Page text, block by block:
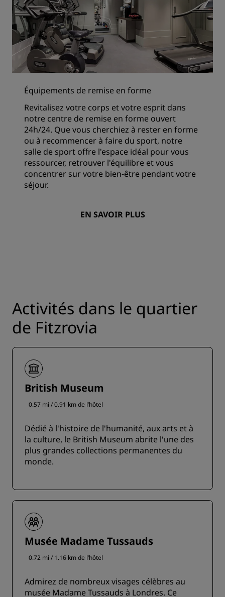
Équipements de remise en forme
Revitalisez votre corps et votre esprit dans
notre centre de remise en forme ouvert
24h/24. Que vous cherchiez à rester en forme
ou à recommencer à faire du sport, notre
salle de sport offre l'espace idéal pour vous
ressourcer, retrouver l'équilibre et vous
concentrer sur votre bien-être pendant votre
séjour.
EN SAVOIR PLUS
Activités dans le quartier
de Fitzrovia
British Museum
0.57 mi / 0.91 km de l’hôtel
Dédié à l'histoire de l'humanité, aux arts et à
la culture, le British Museum abrite l'une des
plus grandes collections permanentes du
monde.
Musée Madame Tussauds
0.72 mi / 1.16 km de l’hôtel
Admirez de nombreux visages célèbres au
musée Madame Tussauds à Londres. Ce